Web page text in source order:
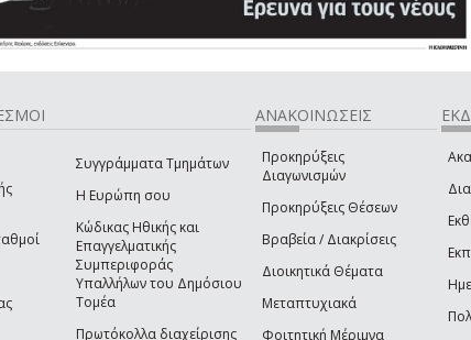
Συγγράμματα Τμημάτων
Η Ευρώπη σου
Κώδικας Ηθικής και
Επαγγελματικής
Συμπεριφοράς
Υπαλλήλων του Δημόσιου
Τομέα
Πρωτόκολλα διαχείρισης
ΑΝΑΚΟΙΝΩΣΕΙΣ
Προκηρύξεις
Διαγωνισμών
Προκηρύξεις Θέσεων
Βραβεία / Διακρίσεις
Διοικητικά Θέματα
Μεταπτυχιακά
Φοιτητική Μέριμνα